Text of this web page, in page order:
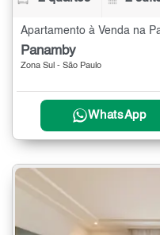
Apartamento à Venda na
Panamby
Zona Sul - São Paulo
WhatsApp